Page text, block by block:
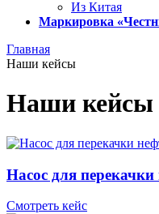
Из Китая
Маркировка
Главная
Наши кейсы
Наши кейсы
Насос для
Смотреть кейс